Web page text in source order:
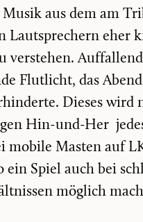
aus dem am
Lautsprechern eher
verstehen.
Flutlicht, das
Dieses wird
Hin-und-Her
mobile Masten auf
ein Spiel auch bei
möglich